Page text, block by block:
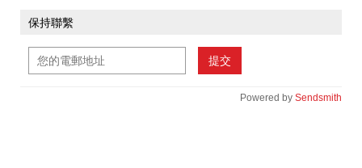
保持聯繫
提交
Powered by Sendsmith